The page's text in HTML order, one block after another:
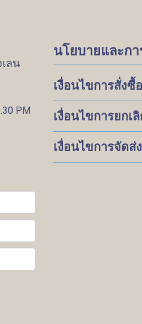
ลน
PM
นโยบายและก
เงื่อนไขการสั่งซื้อ
เงื่อนไขการยกเ
เงื่อนไขการจัดส่